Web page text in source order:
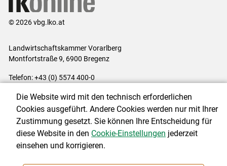
© 2026 vbg.lko.at
Landwirtschaftskammer Vorarlberg
Montfortstraße 9, 6900 Bregenz
Telefon: +43 (0) 5574 400-0
Impressum|Kontakt|Datenschutzerklärung|Barrierefreiheit|
Cookie-Einstellungen
Die Website wird mit den technisch erforderlichen
Cookies ausgeführt. Andere Cookies werden nur mit Ihrer
Zustimmung gesetzt. Sie können Ihre Entscheidung für
diese Website in den Cookie-Einstellungen jederzeit
einsehen und korrigieren.